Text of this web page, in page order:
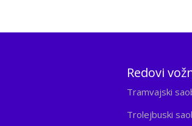
Redovi
Tramvajski
Trolejbuski